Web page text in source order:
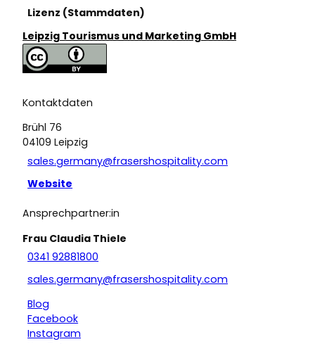
Lizenz (Stammdaten)
Leipzig Tourismus und Marketing GmbH
Kontaktdaten
Brühl 76
04109 Leipzig
sales.germany@frasershospitality.com
Website
Ansprechpartner:in
Frau Claudia Thiele
0341 92881800
sales.germany@frasershospitality.com
Blog
Facebook
Instagram